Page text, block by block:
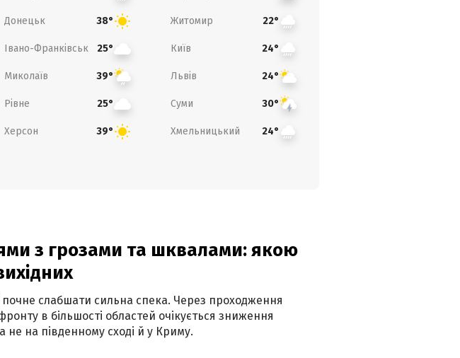
Донецьк 38° Житомир 22°
Івано-Франківськ 25° Київ 24°
Миколаїв 39° Львів 24°
Рівне 25° Суми 30°
Херсон 39° Хмельницький 24°
з грозами та шквалами: якою
слабшати сильна спека. Через проходження
в більшості областей очікується зниження
не на південному сході й у Криму.